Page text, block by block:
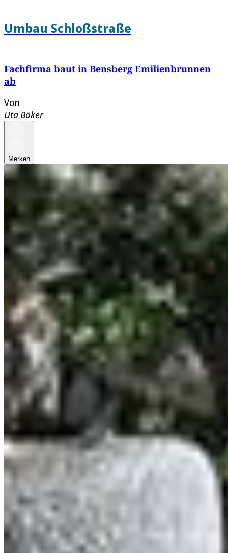
Umbau Schloßstraße
Fachfirma baut in Bensberg Emilienbrunnen
ab
Von
Uta Böker
Merken